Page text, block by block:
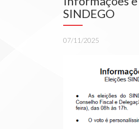
SINDEGO
07/11/2025